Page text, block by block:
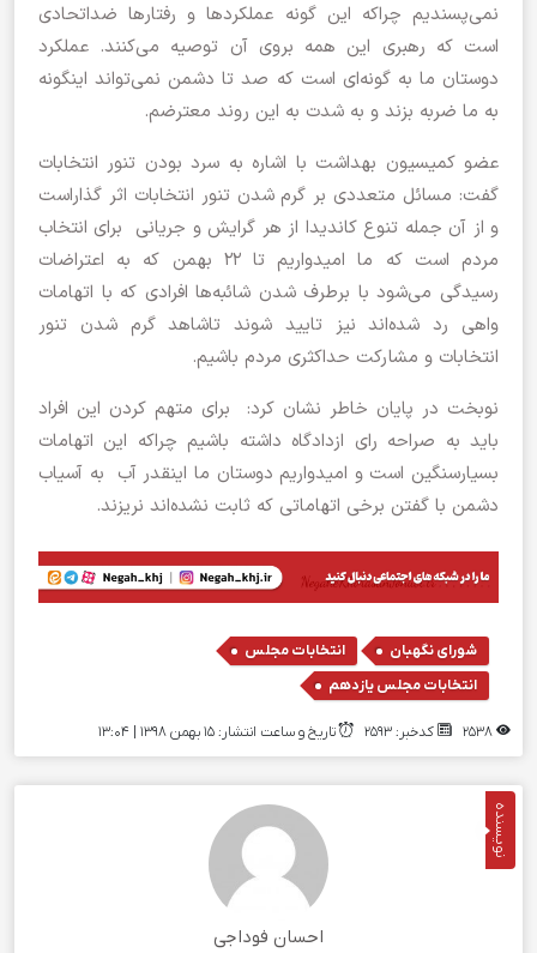
نمی‌پسندیم چراکه این گونه عملکردها و رفتارها ضداتحادی
است که رهبری این همه بروی آن توصیه می‌‌کنند. عملکرد
دوستان ما به گونه‌ای است که صد تا دشمن نمی‌تواند اینگونه
به ما ضربه بزند و به شدت به این روند معترضم.
عضو کمیسیون بهداشت با اشاره به سرد بودن تنور انتخابات
گفت: مسائل متعددی بر گرم شدن تنور انتخابات اثر گذاراست
و از آن جمله تنوع کاندیدا از هر گرایش و جریانی برای انتخاب
مردم است که ما امیدواریم تا 22 بهمن که به اعتراضات
رسیدگی می‌شود با برطرف شدن شائبه‌ها افرادی که با اتهامات
واهی رد شده‌اند نیز تایید شوند تاشاهد گرم شدن تنور
انتخابات و مشارکت حداکثری مردم باشیم.
نوبخت در پایان خاطر نشان کرد: برای متهم کردن این افراد
باید به صراحه رای ازدادگاه داشته باشیم چراکه این اتهامات
بسیارسنگین است و امیدواریم دوستان ما اینقدر آب به آسیاب
دشمن با گفتن برخی اتهاماتی که ثابت نشده‌اند نریزند.
شورای نگهبان , انتخابات مجلس
انتخابات مجلس یازدهم
کدخبر: 2593 تاریخ و ساعت انتشار: ۱۵ بهمن ۱۳۹۸ | 13:04
نویسنده
احسان فوداجی